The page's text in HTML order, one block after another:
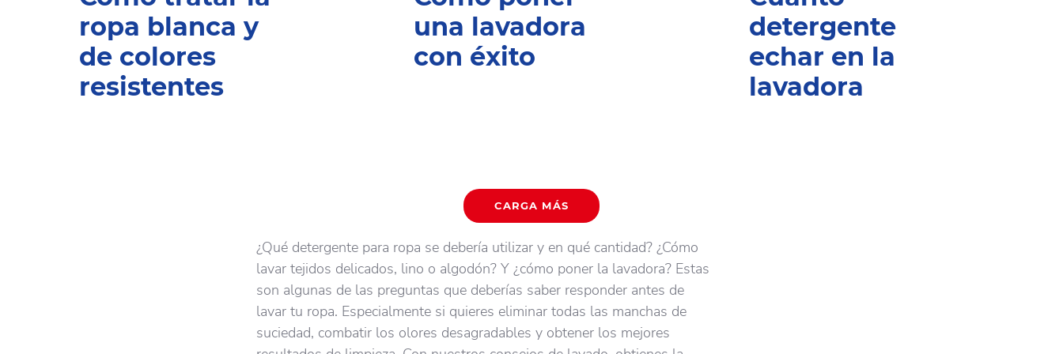
ropa blanca y
de colores
resistentes
una lavadora
con éxito
detergente
echar en la
lavadora
CARGA MÁS
¿Qué detergente para ropa se debería utilizar y en qué cantidad? ¿Cómo
lavar tejidos delicados, lino o algodón? Y ¿cómo poner la lavadora? Estas
son algunas de las preguntas que deberías saber responder antes de
lavar tu ropa. Especialmente si quieres eliminar todas las manchas de
suciedad, combatir los olores desagradables y obtener los mejores